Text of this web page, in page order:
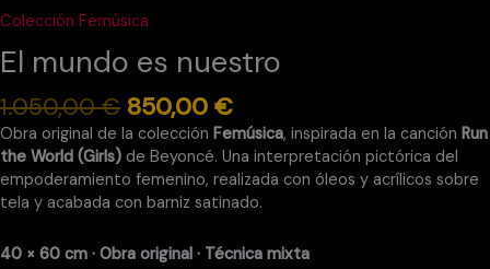
Colección Femúsica
El mundo es nuestro
1.050,00€ 850,00 €
Obra original de la colección Femúsica, inspirada en la canción Run
the World (Girls) de Beyoncé. Una interpretación pictórica del
empoderamiento femenino, realizada con óleos y acrílicos sobre
tela y acabada con barniz satinado.
40 × 60 cm · Obra original · Técnica mixta